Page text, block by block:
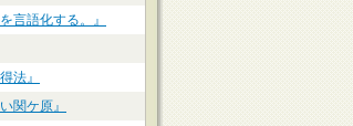
言語化する。』
法』
関ケ原』